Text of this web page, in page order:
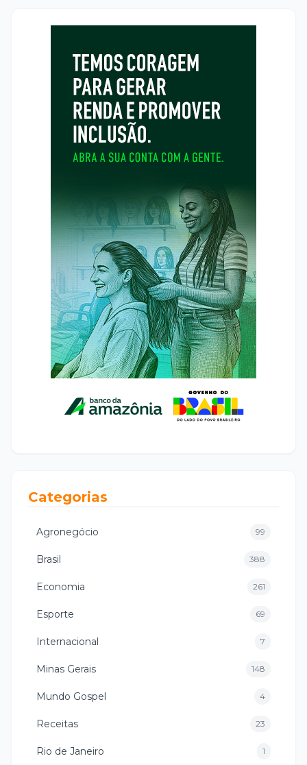
Categorias
Agronegócio 99
Brasil 388
Economia 261
Esporte 69
Internacional 7
Minas Gerais 148
Mundo Gospel 4
Receitas 23
Rio de Janeiro 1